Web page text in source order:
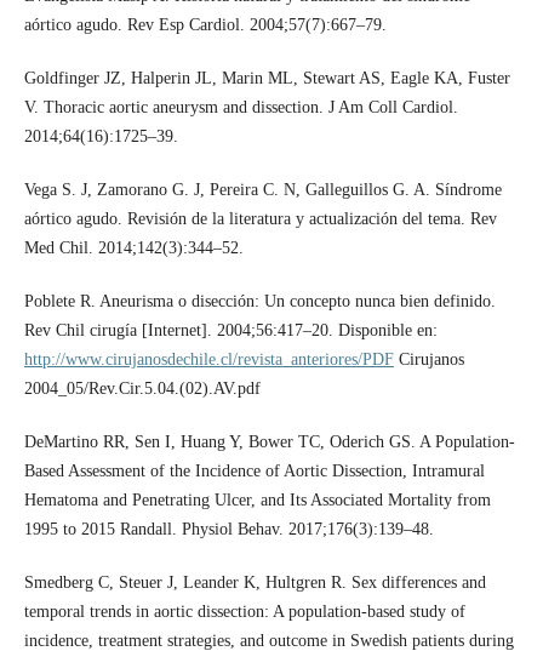
aórtico agudo. Rev Esp Cardiol. 2004;57(7):667–79.
Goldfinger JZ, Halperin JL, Marin ML, Stewart AS, Eagle KA, Fuster
V. Thoracic aortic aneurysm and dissection. J Am Coll Cardiol.
2014;64(16):1725–39.
Vega S. J, Zamorano G. J, Pereira C. N, Galleguillos G. A. Síndrome
aórtico agudo. Revisión de la literatura y actualización del tema. Rev
Med Chil. 2014;142(3):344–52.
Poblete R. Aneurisma o disección: Un concepto nunca bien definido.
Rev Chil cirugía [Internet]. 2004;56:417–20. Disponible en:
http://www.cirujanosdechile.cl/revista_anteriores/PDFCirujanos
2004_05/Rev.Cir.5.04.(02).AV.pdf
DeMartino RR, Sen I, Huang Y, Bower TC, Oderich GS. A Population-
Based Assessment of the Incidence of Aortic Dissection, Intramural
Hematoma and Penetrating Ulcer, and Its Associated Mortality from
1995 to 2015 Randall. Physiol Behav. 2017;176(3):139–48.
Smedberg C, Steuer J, Leander K, Hultgren R. Sex differences and
temporal trends in aortic dissection: A population-based study of
incidence, treatment strategies, and outcome in Swedish patients during